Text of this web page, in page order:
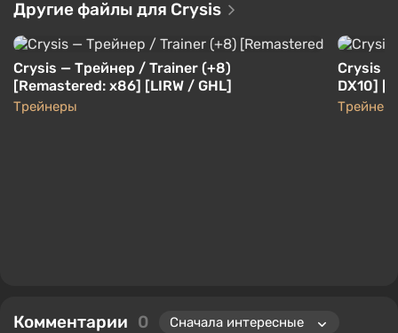
Другие файлы для Crysis
Crysis — Трейнер / Trainer (+8)
[Remastered: x86] [LIRW / GHL]
Трейнеры
Crysis —
DX10]
Комментарии 0